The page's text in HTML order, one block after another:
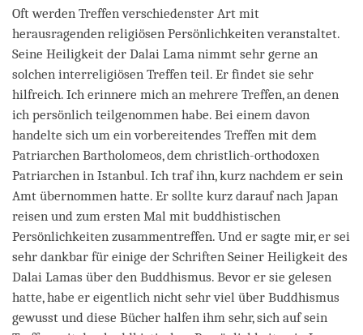
Oft werden Treffen verschiedenster Art mit
herausragenden religiösen Persönlichkeiten veranstaltet.
Seine Heiligkeit der Dalai Lama nimmt sehr gerne an
solchen interreligiösen Treffen teil. Er findet sie sehr
hilfreich. Ich erinnere mich an mehrere Treffen, an denen
ich persönlich teilgenommen habe. Bei einem davon
handelte sich um ein vorbereitendes Treffen mit dem
Patriarchen Bartholomeos, dem christlich-orthodoxen
Patriarchen in Istanbul. Ich traf ihn, kurz nachdem er sein
Amt übernommen hatte. Er sollte kurz darauf nach Japan
reisen und zum ersten Mal mit buddhistischen
Persönlichkeiten zusammentreffen. Und er sagte mir, er sei
sehr dankbar für einige der Schriften Seiner Heiligkeit des
Dalai Lamas über den Buddhismus. Bevor er sie gelesen
hatte, habe er eigentlich nicht sehr viel über Buddhismus
gewusst und diese Bücher halfen ihm sehr, sich auf sein